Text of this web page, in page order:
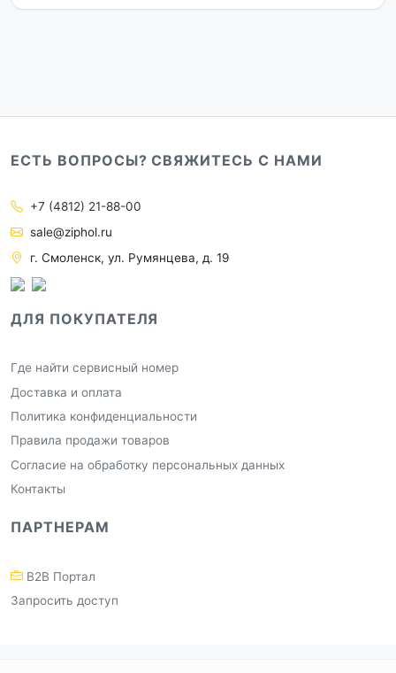
ЕСТЬ ВОПРОСЫ? СВЯЖИТЕСЬ С НАМИ
+7 (4812) 21-88-00
sale@ziphol.ru
г. Смоленск, ул. Румянцева, д. 19
ДЛЯ ПОКУПАТЕЛЯ
Где найти сервисный номер
Доставка и оплата
Политика конфиденциальности
Правила продажи товаров
Согласие на обработку персональных данных
Контакты
ПАРТНЕРАМ
B2B Портал
Запросить доступ